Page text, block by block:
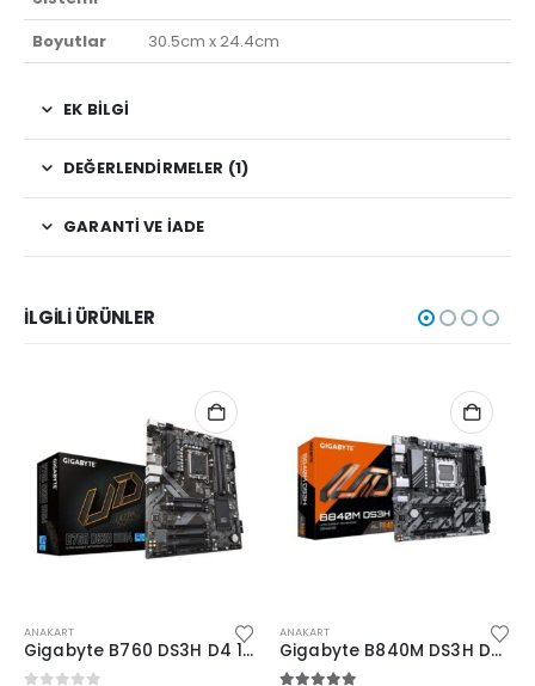
Boyutlar
30.5cm x 24.4cm
EK BILGI
DEĞERLENDIRMELER (1)
GARANTI VE İADE
İLGILI ÜRÜNLER
ANAKART
Gigabyte B760 DS3H D4 1700P Hdmi Dp Type-C
ANAKART
Gigabyte B840M DS3H D5 AM5 Hdmi Dp Type-C